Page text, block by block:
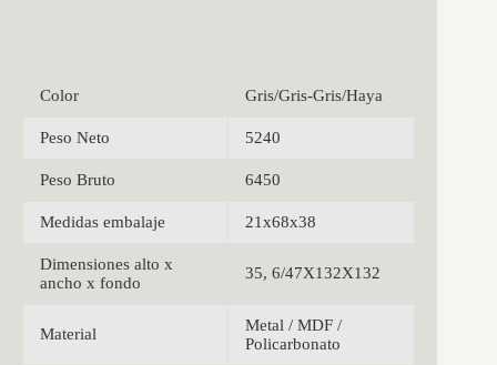
Color Gris/Gris-Gris/Haya
Peso Neto 5240
Peso Bruto 6450
Medidas embalaje 21x68x38
Dimensiones alto x
ancho x fondo
35, 6/47X132X132
Material
Metal / MDF /
Policarbonato